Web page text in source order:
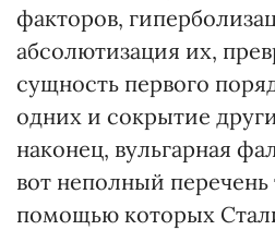
факторов,
абсолютизация их,
сущность первого
одних и сокрытие
наконец, вульгарная
вот неполный
помощью которых